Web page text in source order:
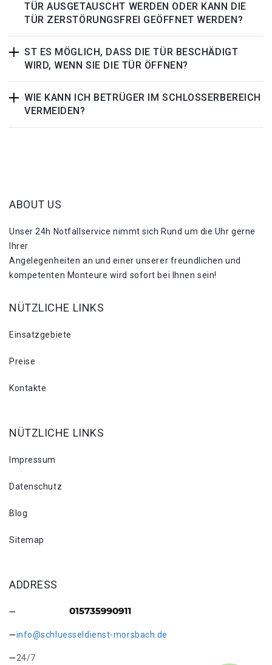
TÜR AUSGETAUSCHT WERDEN ODER KANN DIE
TÜR ZERSTÖRUNGSFREI GEÖFFNET WERDEN?
ST ES MÖGLICH, DASS DIE TÜR BESCHÄDIGT
WIRD, WENN SIE DIE TÜR ÖFFNEN?
WIE KANN ICH BETRÜGER IM SCHLOSSERBEREICH
VERMEIDEN?
ABOUT US
Unser 24h Notfallservice nimmt sich Rund um die Uhr gerne
Ihrer
Angelegenheiten an und einer unserer freundlichen und
kompetenten Monteure wird sofort bei Ihnen sein!
NÜTZLICHE LINKS
Einsatzgebiete
Preise
Kontakte
NÜTZLICHE LINKS
Impressum
Datenschutz
Blog
Sitemap
ADDRESS
info@schluesseldienst-morsbach.de
24/7